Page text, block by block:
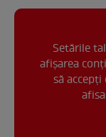
Setările
afișarea
să